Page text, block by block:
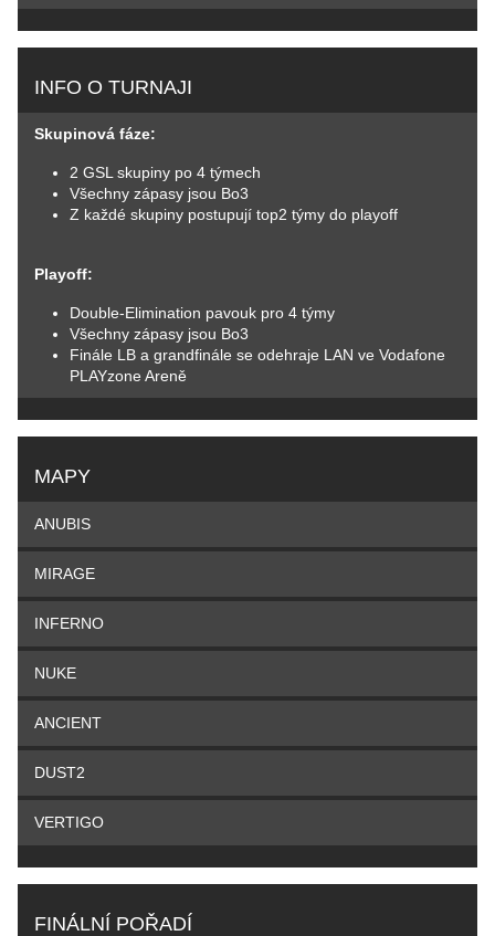
INFO O TURNAJI
Skupinová fáze:
2 GSL skupiny po 4 týmech
Všechny zápasy jsou Bo3
Z každé skupiny postupují top2 týmy do playoff
Playoff:
Double-Elimination pavouk pro 4 týmy
Všechny zápasy jsou Bo3
Finále LB a grandfinále se odehraje LAN ve Vodafone
PLAYzone Areně
MAPY
ANUBIS
MIRAGE
INFERNO
NUKE
ANCIENT
DUST2
VERTIGO
FINÁLNÍ POŘADÍ